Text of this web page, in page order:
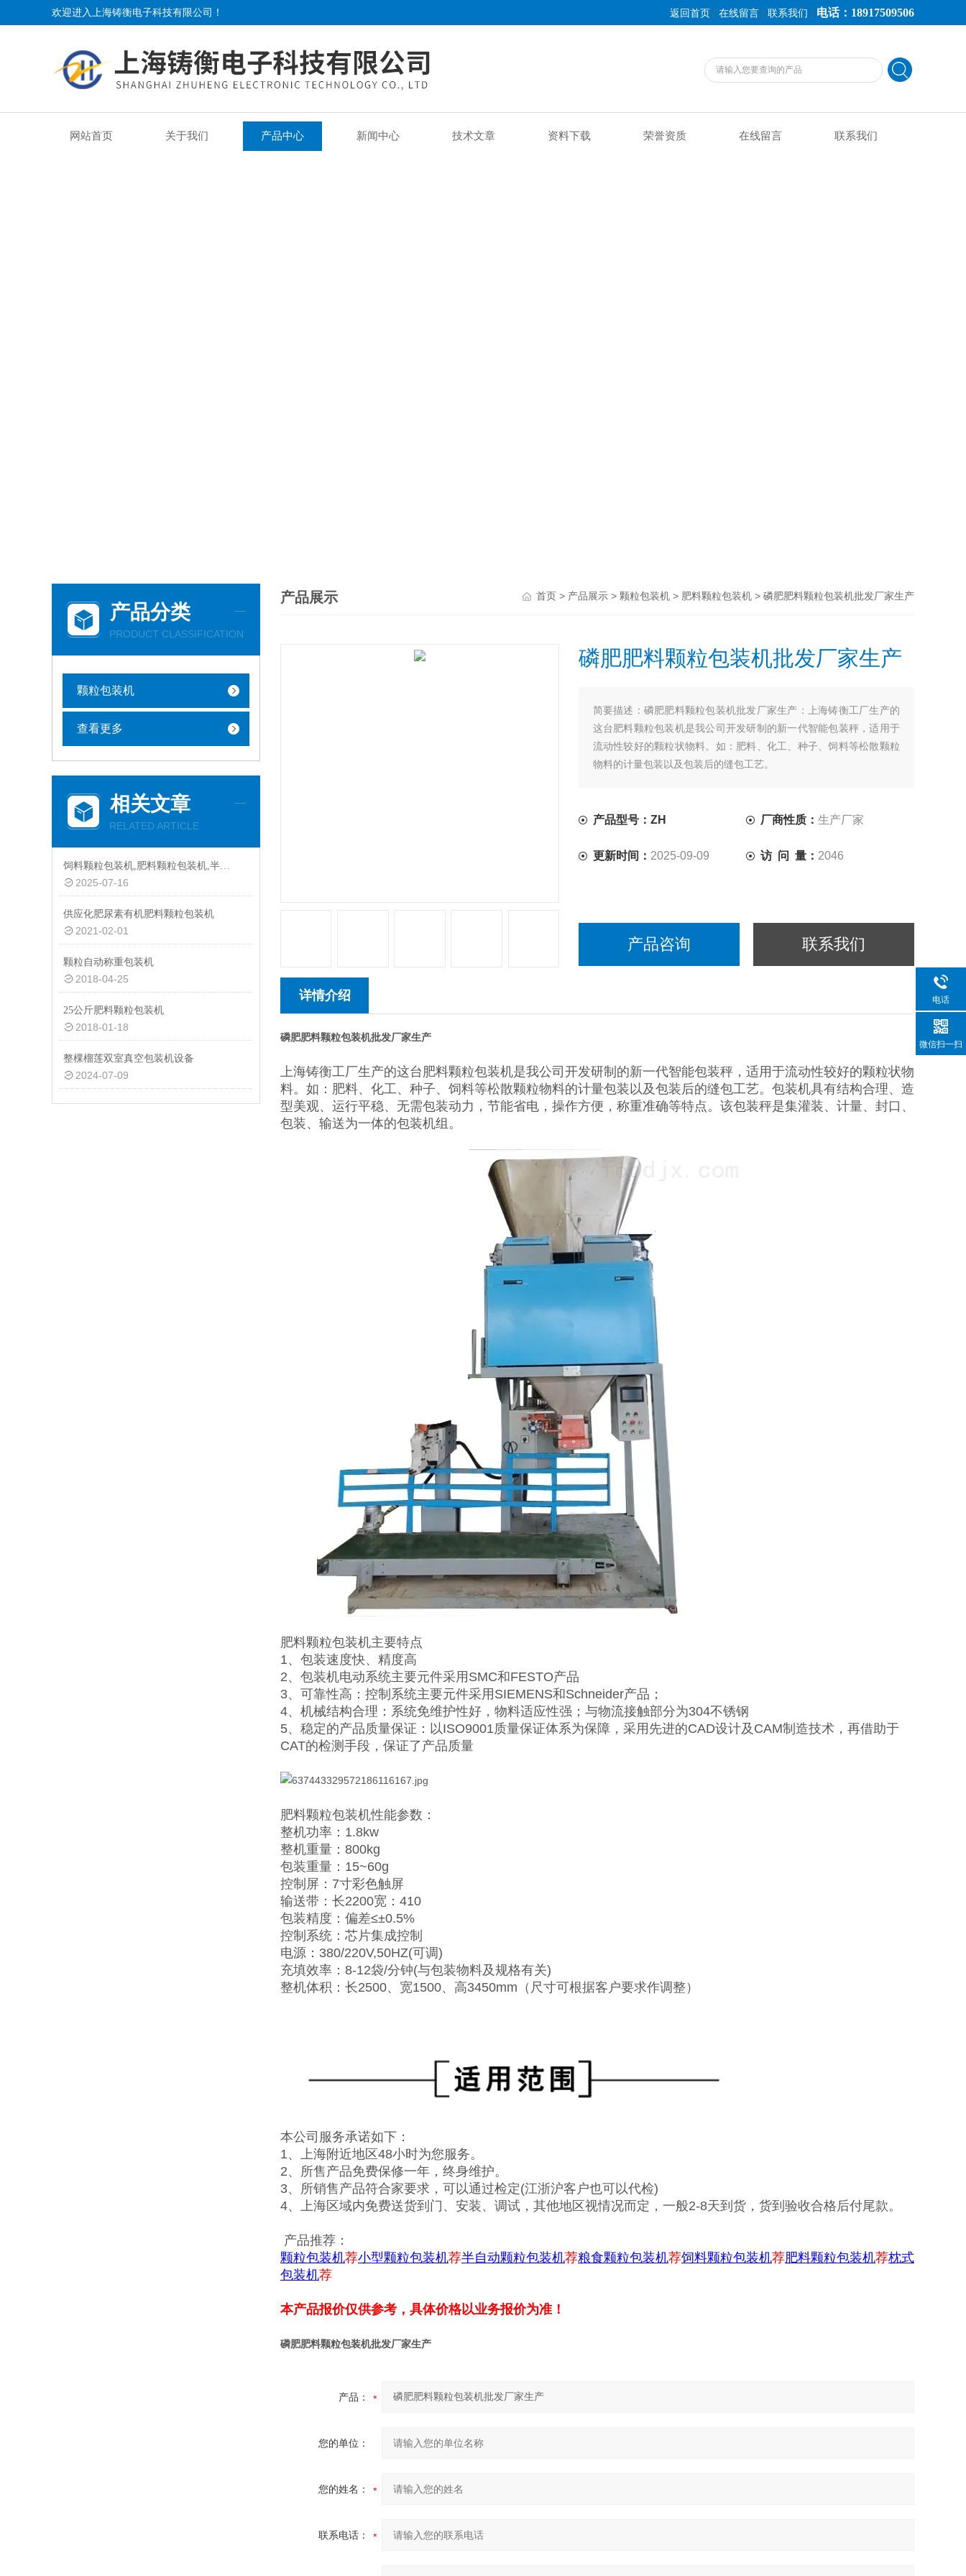
欢迎进入上海铸衡电子科技有限公司！ 返回首页 | 在线留言 | 联系我们 | 电话：18917509506
网站首页 关于我们 产品中心 新闻中心 技术文章 资料下载 荣誉资质 在线留言 联系我们
产品分类
PRODUCT CLASSIFICATION
颗粒包装机
查看更多
相关文章
RELATED ARTICLE
饲料颗粒包装机,肥料颗粒包装机,半自动颗粒包装机厂家
2025-07-16
供应化肥尿素有机肥料颗粒包装机
2021-02-01
颗粒自动称重包装机
2018-04-25
25公斤肥料颗粒包装机
2018-01-18
整棵榴莲双室真空包装机设备
2024-07-09
产品展示 首页 > 产品展示 > 颗粒包装机 > 肥料颗粒包装机 > 磷肥肥料颗粒包装机批发厂家生产
磷肥肥料颗粒包装机批发厂家生产
简要描述： 磷肥肥料颗粒包装机批发厂家生产：上海铸衡工厂生产的
这台肥料颗粒包装机是我公司开发研制的新一代智能包装秤，适用于
流动性较好的颗粒状物料。如：肥料、化工、种子、饲料等松散颗粒
物料的计量包装以及包装后的缝包工艺。
产品型号：ZH 厂商性质：生产厂家
更新时间： 2025-09-09 访 问 量： 2046
产品咨询 联系我们
详情介绍
磷肥肥料颗粒包装机批发厂家生产
上海铸衡工厂生产的这台肥料颗粒包装机是我公司开发研制的新一代智能包装秤，适用于流动性较好的颗粒状物
料。如：肥料、化工、种子、饲料等松散颗粒物料的计量包装以及包装后的缝包工艺。包装机具有结构合理、造
型美观、运行平稳、无需包装动力，节能省电，操作方便，称重准确等特点。该包装秤是集灌装、计量、封口、
包装、输送为一体的包装机组。
肥料颗粒包装机主要特点
1、包装速度快、精度高
2、包装机电动系统主要元件采用SMC和FESTO产品
3、可靠性高：控制系统主要元件采用SIEMENS和Schneider产品；
4、机械结构合理：系统免维护性好，物料适应性强；与物流接触部分为304不锈钢
5、稳定的产品质量保证：以ISO9001质量保证体系为保障，采用先进的CAD设计及CAM制造技术，再借助于
CAT的检测手段，保证了产品质量
肥料颗粒包装机性能参数：
整机功率：1.8kw
整机重量：800kg
包装重量：15~60g
控制屏：7寸彩色触屏
输送带：长2200宽：410
包装精度：偏差≤±0.5%
控制系统：芯片集成控制
电源：380/220V,50HZ(可调)
充填效率：8-12袋/分钟(与包装物料及规格有关)
整机体积：长2500、宽1500、高3450mm（尺寸可根据客户要求作调整）
本公司服务承诺如下：
1、上海附近地区48小时为您服务。
2、所售产品免费保修一年，终身维护。
3、所销售产品符合家要求，可以通过检定(江浙沪客户也可以代检)
4、上海区域内免费送货到门、安装、调试，其他地区视情况而定，一般2-8天到货，货到验收合格后付尾款。
产品推荐：
颗粒包装机荐小型颗粒包装机荐半自动颗粒包装机荐粮食颗粒包装机荐饲料颗粒包装机荐肥料颗粒包装机荐枕式
包装机荐
本产品报价仅供参考，具体价格以业务报价为准！
磷肥肥料颗粒包装机批发厂家生产
产品：
您的单位：
您的姓名：
联系电话：
电话
微信扫一扫